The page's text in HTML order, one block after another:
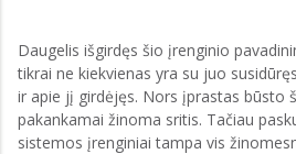
Daugelis išgirdęs šio įrenginio
tikrai ne kiekvienas yra su juo
ir apie jį girdėjęs. Nors įprastas būsto
pakankamai žinoma sritis. Tačiau
sistemos įrenginiai tampa vis